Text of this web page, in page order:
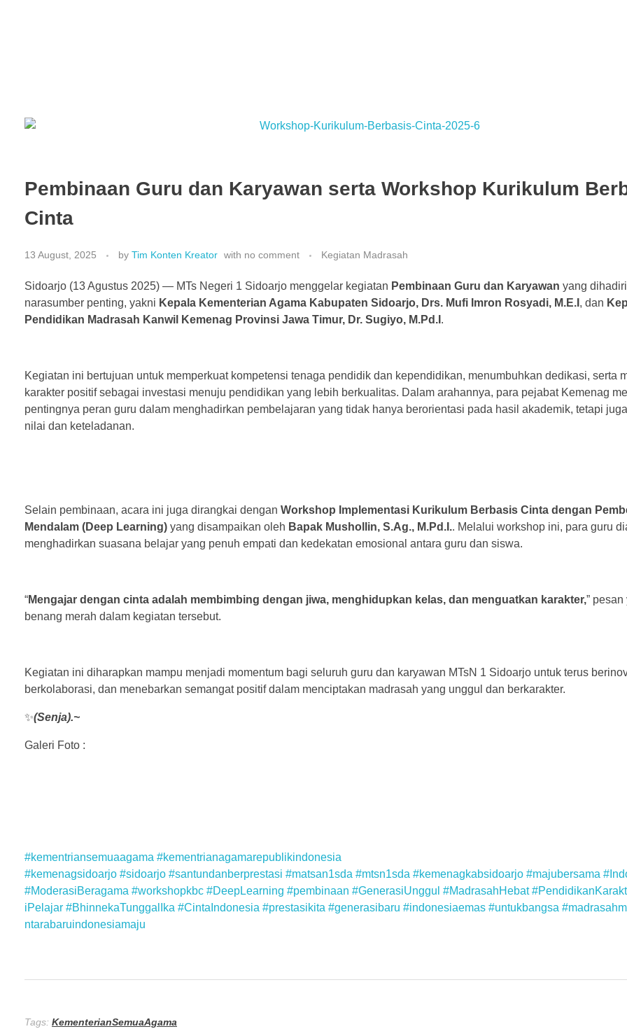
Pembinaan Guru dan Karyawan serta Workshop Kurikulum
Cinta
13 August, 2025 by Tim Konten Kreator with no comment Kegiatan Madrasah
Sidoarjo (13 Agustus 2025) — MTs Negeri 1 Sidoarjo menggelar kegiatan Pembinaan Guru dan Karyawan yang
narasumber penting, yakni Kepala Kementerian Agama Kabupaten Sidoarjo, Drs. Mufi Imron Rosyadi, M.E.I , dan
Pendidikan Madrasah Kanwil Kemenag Provinsi Jawa Timur, Dr. Sugiyo, M.Pd.I .
Kegiatan ini bertujuan untuk memperkuat kompetensi tenaga pendidik dan kependidikan, menumbuhkan dedikasi, serta
karakter positif sebagai investasi menuju pendidikan yang lebih berkualitas. Dalam arahannya, para pejabat Kemenag
pentingnya peran guru dalam menghadirkan pembelajaran yang tidak hanya berorientasi pada hasil akademik, tetapi
nilai dan keteladanan.
Selain pembinaan, acara ini juga dirangkai dengan Workshop Implementasi Kurikulum Berbasis Cinta dengan
Mendalam (Deep Learning) yang disampaikan oleh Bapak Mushollin, S.Ag., M.Pd.I.. Melalui workshop ini, para guru
menghadirkan suasana belajar yang penuh empati dan kedekatan emosional antara guru dan siswa.
“Mengajar dengan cinta adalah membimbing dengan jiwa, menghidupkan kelas, dan menguatkan karakter,”
benang merah dalam kegiatan tersebut.
Kegiatan ini diharapkan mampu menjadi momentum bagi seluruh guru dan karyawan MTsN 1 Sidoarjo untuk terus
berkolaborasi, dan menebarkan semangat positif dalam menciptakan madrasah yang unggul dan berkarakter.
✨(Senja).~
Galeri Foto :
#kementriansemuaagama #kementrianagamarepublikindonesia
#kemenagsidoarjo #sidoarjo #santundanberprestasi #matsan1sda #mtsn1sda #kemenagkabsidoarjo #majubersama
#ModerasiBeragama #workshopkbc #DeepLearning #pembinaan #GenerasiUnggul #MadrasahHebat
iPelajar #BhinnekaTunggalIka #CintaIndonesia #prestasikita #generasibaru #indonesiaemas #untukbangsa
ntarabaruindonesiamaju
Tags: KementerianSemuaAgama